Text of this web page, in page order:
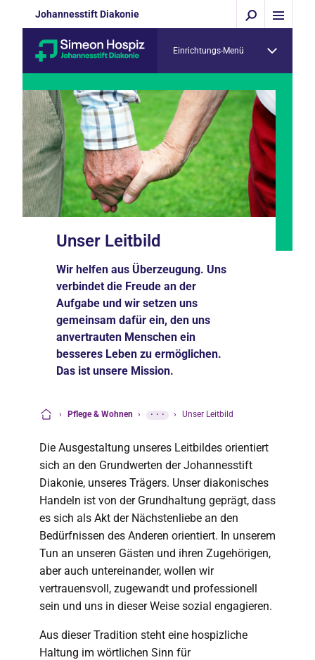
Johannesstift Diakonie
Einrichtungs-Menü
Unser Leitbild
Wir helfen aus Überzeugung. Uns
verbindet die Freude an der
Aufgabe und wir setzen uns
gemeinsam dafür ein, den uns
anvertrauten Menschen ein
besseres Leben zu ermöglichen.
Das ist unsere Mission.
› Pflege & Wohnen › ··· › Unser Leitbild
Die Ausgestaltung unseres Leitbildes orientiert
sich an den Grundwerten der Johannesstift
Diakonie, unseres Trägers. Unser diakonisches
Handeln ist von der Grundhaltung geprägt, dass
es sich als Akt der Nächstenliebe an den
Bedürfnissen des Anderen orientiert. In unserem
Tun an unseren Gästen und ihren Zugehörigen,
aber auch untereinander, wollen wir
vertrauensvoll, zugewandt und professionell
sein und uns in dieser Weise sozial engagieren.
Aus dieser Tradition steht eine hospizliche
Haltung im wörtlichen Sinn für